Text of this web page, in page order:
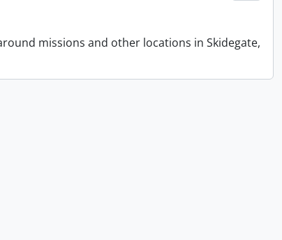
missions and other locations in Skidegate,